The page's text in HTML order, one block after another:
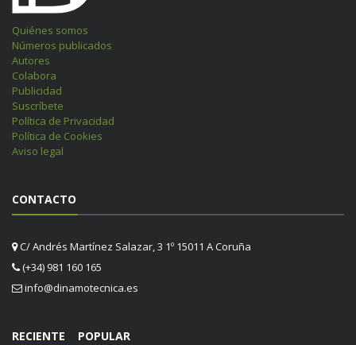
Quiénes somos
Números publicados
Autores
Colabora
Publicidad
Suscríbete
Política de Privacidad
Política de Cookies
Aviso legal
CONTACTO
C/ Andrés Martínez Salazar, 3 1º 15011 A Coruña
(+34) 981 160 165
info@dinamotecnica.es
RECIENTE POPULAR